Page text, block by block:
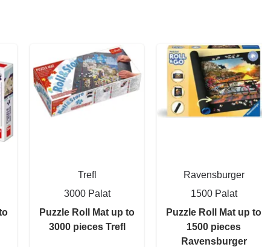
Trefl
3000 Palat
Puzzle Roll Mat up to
3000 pieces Trefl
Ravensburger
1500 Palat
Puzzle Roll Mat up to
1500 pieces
Ravensburger